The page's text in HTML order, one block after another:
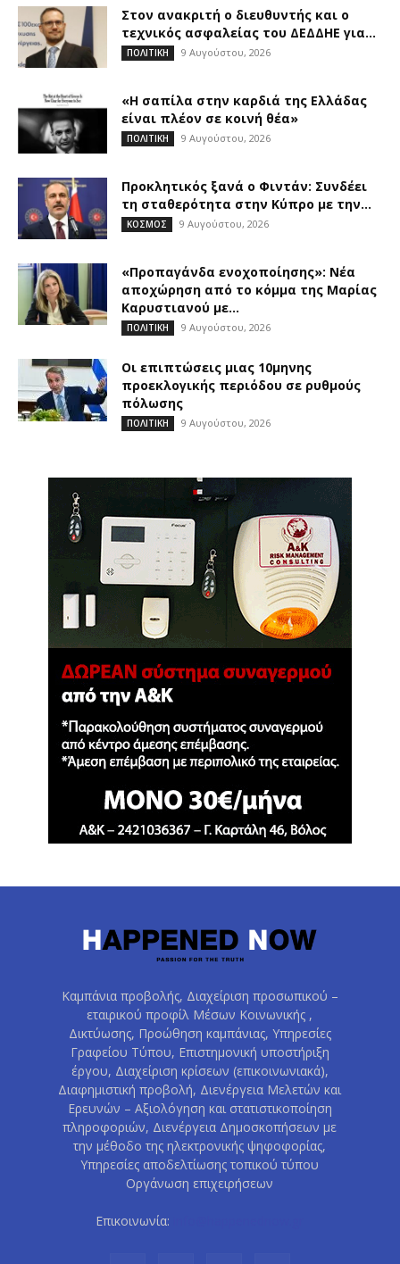
Στον ανακριτή ο διευθυντής και ο
τεχνικός ασφαλείας του ΔΕΔΔΗΕ για...
ΠΟΛΙΤΙΚΗ 9 Αυγούστου, 2026
«Η σαπίλα στην καρδιά της Ελλάδας
είναι πλέον σε κοινή θέα»
ΠΟΛΙΤΙΚΗ 9 Αυγούστου, 2026
Προκλητικός ξανά ο Φιντάν: Συνδέει
τη σταθερότητα στην Κύπρο με την...
ΚΟΣΜΟΣ 9 Αυγούστου, 2026
«Προπαγάνδα ενοχοποίησης»: Νέα
αποχώρηση από το κόμμα της Μαρίας
Καρυστιανού με...
ΠΟΛΙΤΙΚΗ 9 Αυγούστου, 2026
Οι επιπτώσεις μιας 10μηνης
προεκλογικής περιόδου σε ρυθμούς
πόλωσης
ΠΟΛΙΤΙΚΗ 9 Αυγούστου, 2026
Καμπάνια προβολής, Διαχείριση προσωπικού –
εταιρικού προφίλ Μέσων Κοινωνικής ,
Δικτύωσης, Προώθηση καμπάνιας, Υπηρεσίες
Γραφείου Τύπου, Επιστημονική υποστήριξη
έργου, Διαχείριση κρίσεων (επικοινωνιακά),
Διαφημιστική προβολή, Διενέργεια Μελετών και
Ερευνών – Αξιολόγηση και στατιστικοποίηση
πληροφοριών, Διενέργεια Δημοσκοπήσεων με
την μέθοδο της ηλεκτρονικής ψηφοφορίας,
Υπηρεσίες αποδελτίωσης τοπικού τύπου
Οργάνωση επιχειρήσεων
Επικοινωνία: